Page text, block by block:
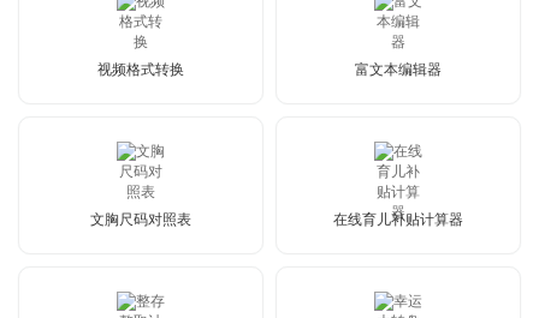
视频格式转换 富文本编辑器
文胸尺码对照表 在线育儿补贴计算器